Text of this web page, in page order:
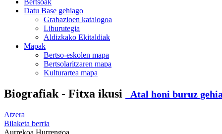
Datu Base gehiago
Grabazioen katalogoa
Liburutegia
Aldizkako Ekitaldiak
Mapak
Bertso-eskolen mapa
Bertsolaritzaren mapa
Kulturartea mapa
Biografiak - Fitxa ikusi Atal honi buruz
Atzera
Bilaketa berria
Aurrekoa Hurrengoa